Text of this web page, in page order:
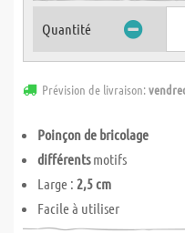
Quantité
Prévision de livraison:
Poinçon de bricolage
différentsmotifs
Large : 2,5 cm
Facile à utiliser